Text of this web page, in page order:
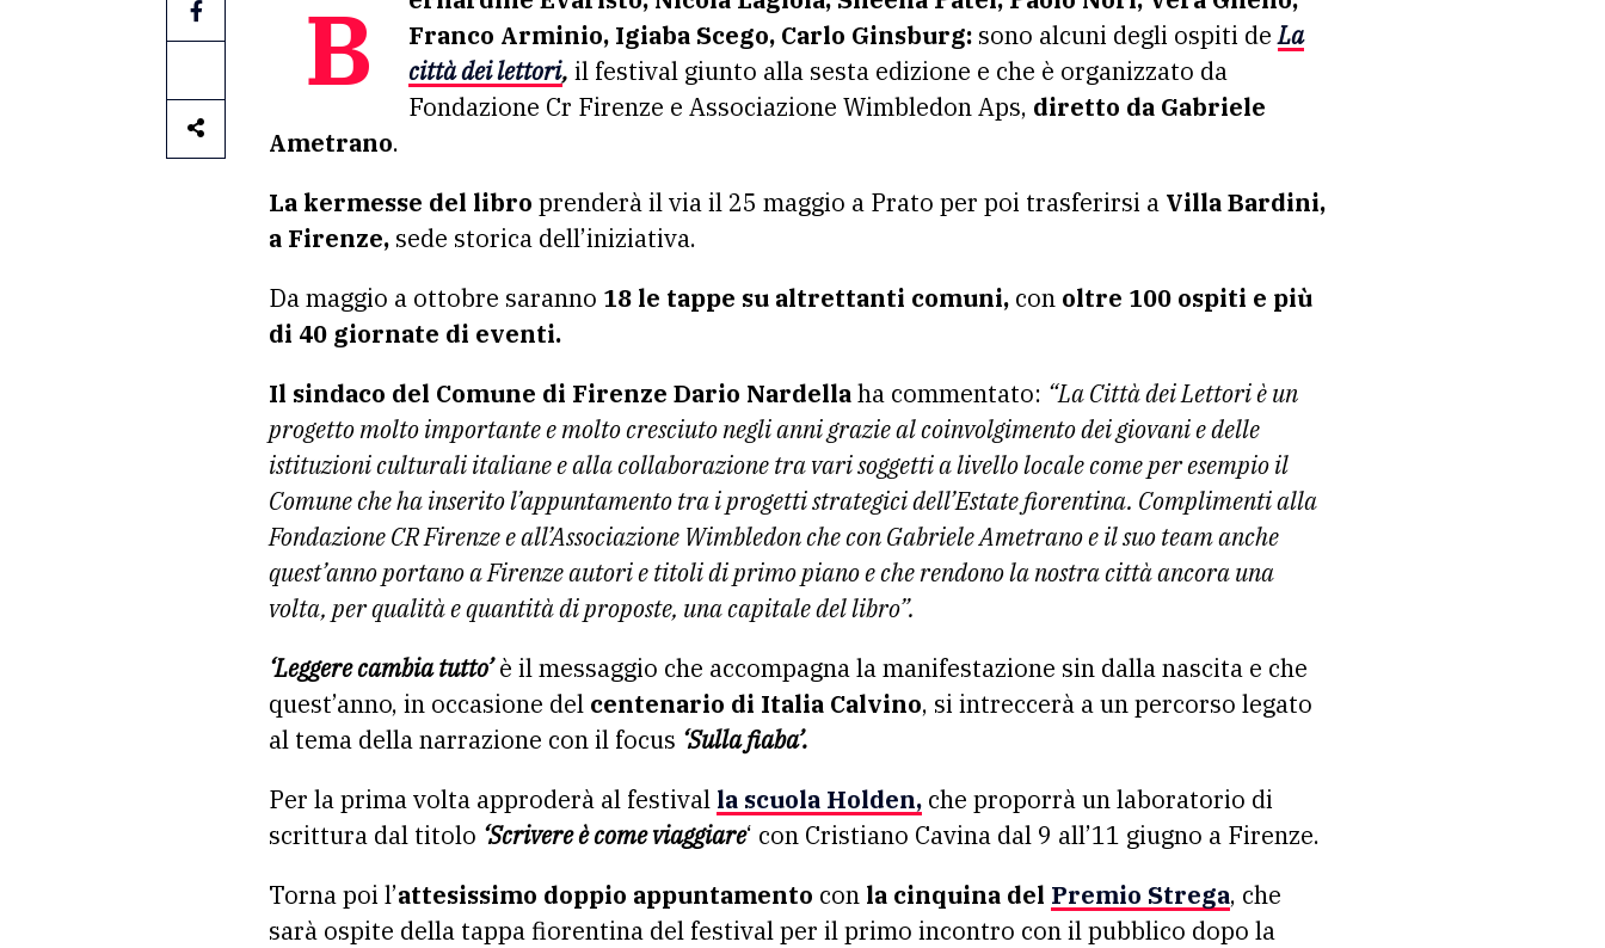
Bernardine Evaristo, Nicola Lagioia, Sheena Patel, Paolo Nori, Vera Gheno, Franco Arminio, Igiaba Scego, Carlo Ginsburg: sono alcuni degli ospiti deLa
città dei lettori, il festival giunto alla sesta edizione e che è organizzato da
Fondazione Cr Firenze e Associazione Wimbledon Aps, diretto da Gabriele
Ametrano.
La kermesse del libro prenderà il via il 25 maggio a Prato per poi trasferirsi a Villa Bardini,
a Firenze, sede storica dell’iniziativa.
Da maggio a ottobre saranno 18 le tappe su altrettanti comuni, con oltre 100 ospiti e più
di 40 giornate di eventi.
Il sindaco del Comune di Firenze Dario Nardellaha commentato: “La Città dei Lettori è un
progetto molto importante e molto cresciuto negli anni grazie al coinvolgimento dei giovani e delle
istituzioni culturali italiane e alla collaborazione tra vari soggetti a livello locale come per esempio il
Comune che ha inserito l’appuntamento tra i progetti strategici dell’Estate fiorentina. Complimenti alla
Fondazione CR Firenze e all’Associazione Wimbledon che con Gabriele Ametrano e il suo team anche
quest’anno portano a Firenze autori e titoli di primo piano e che rendono la nostra città ancora una
volta, per qualità e quantità di proposte, una capitale del libro”.
‘Leggere cambia tutto’è il messaggio che accompagna la manifestazione sin dalla nascita e che
quest’anno, in occasione del centenario di Italia Calvino, si intreccerà a un percorso legato
al tema della narrazione con il focus ‘Sulla fiaba’.
Per la prima volta approderà al festival la scuola Holden, che proporrà un laboratorio di
scrittura dal titolo ‘Scrivere è come viaggiare‘ con Cristiano Cavina dal 9 all’11 giugno a Firenze.
Torna poi l’attesissimo doppio appuntamento con la cinquina del Premio Strega, che
sarà ospite della tappa fiorentina del festival per il primo incontro con il pubblico dopo la